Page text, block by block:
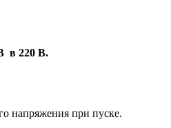
в 220 В.
напряжения при пуске.